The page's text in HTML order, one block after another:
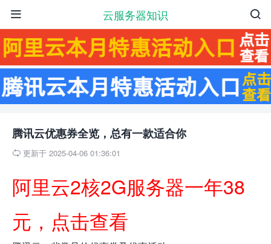
云服务器知识 

腾讯云优惠券全览，总有一款适合你
 更新于 2025-04-06 01:36:01
阿里云2核2G服务器一年38
元，点击查看